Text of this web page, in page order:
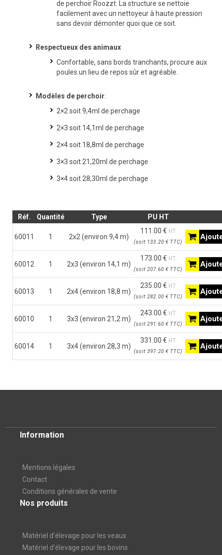
de perchoir Roozzt. La structure se nettoie
facilement avec un nettoyeur à haute pression
sans devoir démonter quoi que ce soit.
Respectueux des animaux
Confortable, sans bords tranchants, procure aux
poules un lieu de repos sûr et agréable.
Modèles de perchoir:
2×2 soit 9,4ml de perchage
2×3 soit 14,1ml de perchage
2×4 soit 18,8ml de perchage
3×3 soit 21,20ml de perchage
3×4 soit 28,30ml de perchage
Réf. Quantité Type PU HT
60011 1 2x2 (environ 9,4 m)
111.00 € HT
(soit 133.20 € TTC)
60012 1 2x3 (environ 14,1 m)
173.00 € HT
(soit 207.60 € TTC)
60013 1 2x4 (environ 18,8 m)
235.00 € HT
(soit 282.00 € TTC)
60010 1 3x3 (environ 21,2 m)
243.00 € HT
(soit 291.60 € TTC)
60014 1 3x4 (environ 28,3 m)
331.00 € HT
(soit 397.20 € TTC)
Information
Mentions légales
Contact
Conditions générales de vente
Nos produits
Matériel d’élevage pour les veaux
Matériel d'élevage pour les bovins